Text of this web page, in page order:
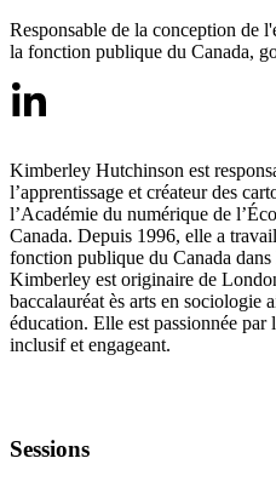
Responsable de la conception de
la fonction publique du Canada,
Kimberley Hutchinson est
l’apprentissage et créateur des
l’Académie du numérique de
Canada. Depuis 1996, elle a
fonction publique du Canada
Kimberley est originaire de
baccalauréat ès arts en sociologie
éducation. Elle est passionnée par
inclusif et engageant.
Sessions